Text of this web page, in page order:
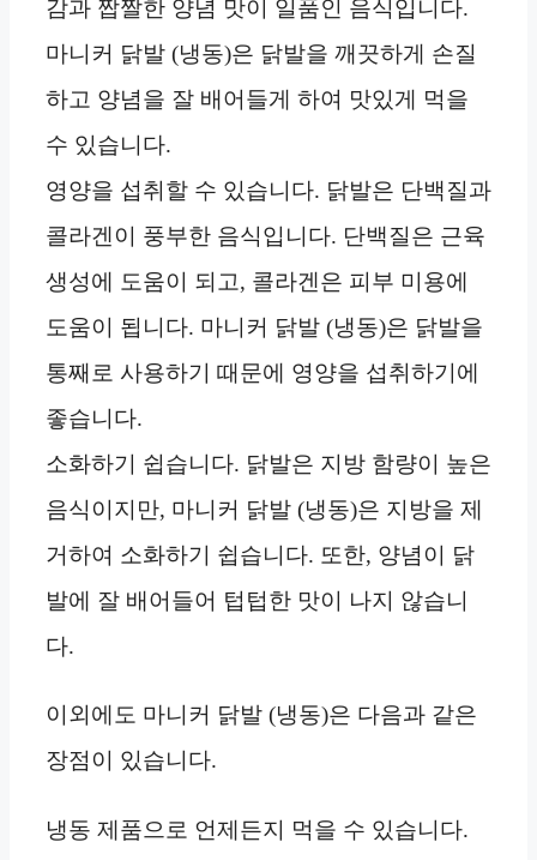
감과 짭짤한 양념 맛이 일품인 음식입니다.
마니커 닭발 (냉동)은 닭발을 깨끗하게 손질
하고 양념을 잘 배어들게 하여 맛있게 먹을
수 있습니다.
영양을 섭취할 수 있습니다. 닭발은 단백질과
콜라겐이 풍부한 음식입니다. 단백질은 근육
생성에 도움이 되고, 콜라겐은 피부 미용에
도움이 됩니다. 마니커 닭발 (냉동)은 닭발을
통째로 사용하기 때문에 영양을 섭취하기에
좋습니다.
소화하기 쉽습니다. 닭발은 지방 함량이 높은
음식이지만, 마니커 닭발 (냉동)은 지방을 제
거하여 소화하기 쉽습니다. 또한, 양념이 닭
발에 잘 배어들어 텁텁한 맛이 나지 않습니
다.
이외에도 마니커 닭발 (냉동)은 다음과 같은
장점이 있습니다.
냉동 제품으로 언제든지 먹을 수 있습니다.